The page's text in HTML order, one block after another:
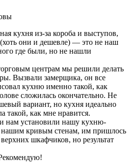
кухня из-за короба и выступов,
они и дешевле) — это не наш
где были, но не нашли
центрам мы решили делать
Вызвали замерщика, он все
кухню именно такой, как
сложилась окончательно. Не
вариант, но кухня идеально
такой, как мне нравится.
нам установили нашу кухню-
нашим кривым стенам, им пришлось
шкафчиков, но результат